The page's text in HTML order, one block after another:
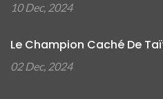
10 Dec, 2024
Le Champion Caché De
02 Dec, 2024